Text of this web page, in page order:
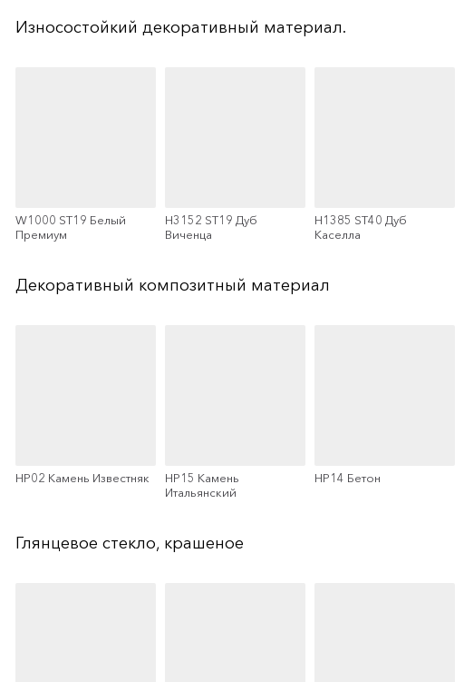
Износостойкий декоративный материал.
W1000 ST19 Белый
Премиум
H3152 ST19 Дуб
Виченца
H1385 ST40 Дуб
Каселла
Декоративный композитный материал
HP02 Камень Известняк
HP15 Камень
Итальянский
HP14 Бетон
Глянцевое стекло, крашеное